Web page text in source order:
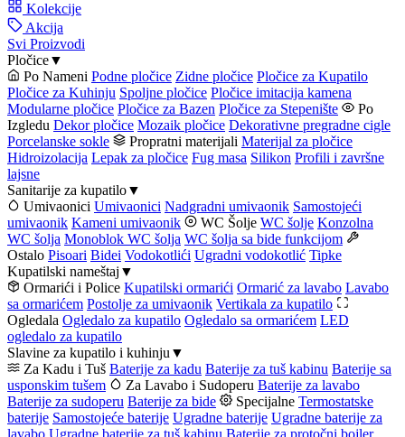
Kolekcije
Akcija
Svi Proizvodi
Pločice▼
Po Nameni Podne pločice Zidne pločice Pločice za Kupatilo
Pločice za Kuhinju Spoljne pločice Pločice imitacija kamena
Modularne pločice Pločice za Bazen Pločice za Stepenište
Po
Izgledu Dekor pločice Mozaik pločice Dekorativne pregradne cigle
Porcelanske sokle
Propratni materijali Materijal za pločice
Hidroizolacija Lepak za pločice Fug masa Silikon Profili i završne
lajsne
Sanitarije za kupatilo▼
Umivaonici Umivaonici Nadgradni umivaonik Samostojeći
umivaonik Kameni umivaonik WC Šolje WC šolje Konzolna
WC šolja Monoblok WC šolja WC šolja sa bide funkcijom
Ostalo Pisoari Bidei Vodokotlići Ugradni vodokotlić Tipke
Kupatilski nameštaj ▼
Ormarići i Police Kupatilski ormarići Ormarić za lavabo Lavabo
sa ormarićem Postolje za umivaonik Vertikala za kupatilo
Ogledala Ogledalo za kupatilo Ogledalo sa ormarićem LED
ogledalo za kupatilo
Slavine za kupatilo i kuhinju ▼
Za Kadu i Tuš Baterije za kadu Baterije za tuš kabinu Baterije sa
usponskim tušem
Za Lavabo i Sudoperu Baterije za lavabo
Baterije za sudoperu Baterije za bide Specijalne Termostatske
baterije Samostojeće baterije Ugradne baterije Ugradne baterije za
lavabo Ugradne baterije za tuš kabinu Baterije za protočni bojler